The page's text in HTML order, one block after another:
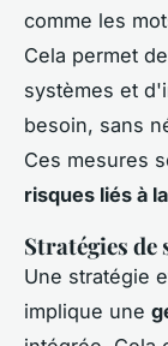
comme les
Cela permet
systèmes et
besoin, sans
Ces mesures
risques liés à
Stratégies de
Une stratégie
implique une